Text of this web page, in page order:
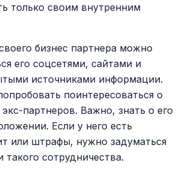
только своим внутренним
бизнес партнера можно
его соцсетями, сайтами и
источниками информации.
поинтересоваться о
экс-партнеров. Важно, знать о его
Если у него есть
или штрафы, нужно задуматься
сотрудничества.